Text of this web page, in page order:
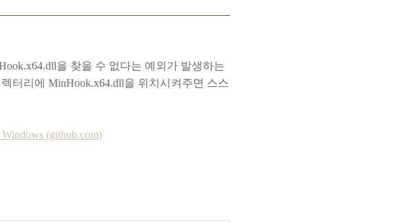
을 찾을 수 없다는 예외가 발생하는
터리에 MinHook.x64.dll을 위치시켜주면 스스
(github.com)